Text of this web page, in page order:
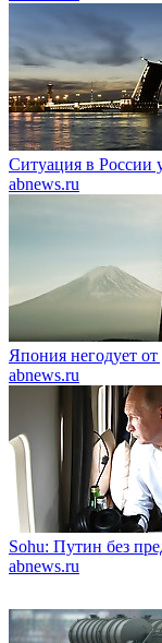
Ситуация в России
abnews.ru
Япония негодует
abnews.ru
Sohu: Путин без
abnews.ru